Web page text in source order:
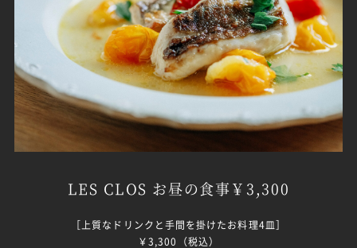
LES CLOS お昼の食事￥3,300
［上質なドリンクと手間を掛けたお料理4皿］
￥3,300（税込）